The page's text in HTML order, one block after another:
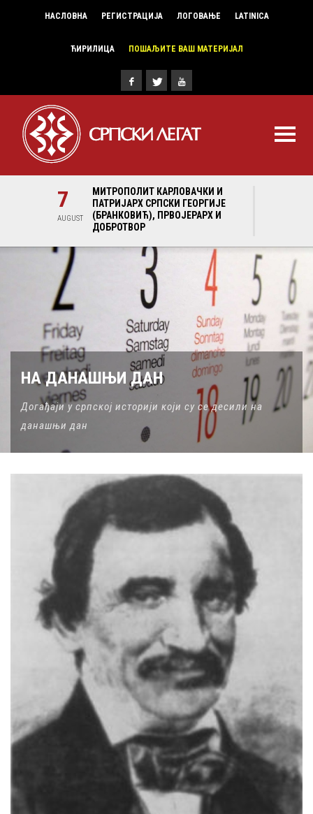
НАСЛОВНА РЕГИСТРАЦИЈА ЛОГОВАЊЕ LATINICA
ЋИРИЛИЦА ПОШАЉИТЕ ВАШ МАТЕРИЈАЛ
7
AUGUST
МИТРОПОЛИТ КАРЛОВАЧКИ И
ПАТРИЈАРХ СРПСКИ ГЕОРГИЈЕ
(БРАНКОВИЋ), ПРВОЈЕРАРХ И
ДОБРОТВОР
НА ДАНАШЊИ ДАН
Догађаји у српској историји који су се десили на
данашњи дан